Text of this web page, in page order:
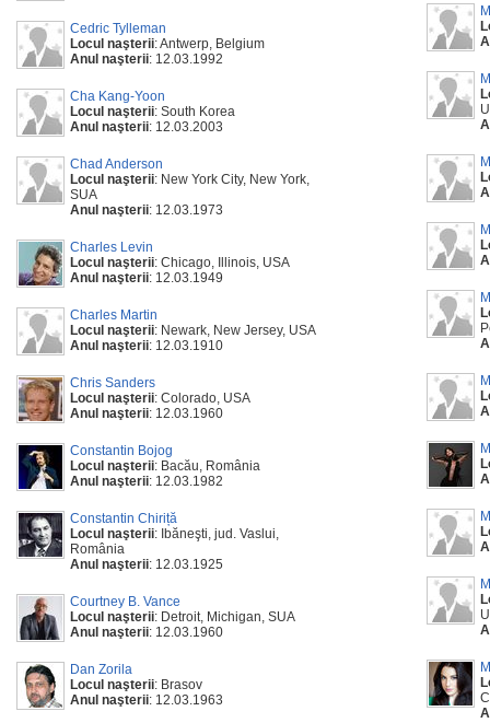
Cedric Tylleman
Locul naşterii: Antwerp, Belgium
Anul naşterii: 12.03.1992
Cha Kang-Yoon
Locul naşterii: South Korea
Anul naşterii: 12.03.2003
Chad Anderson
Locul naşterii: New York City, New York,
SUA
Anul naşterii: 12.03.1973
Charles Levin
Locul naşterii: Chicago, Illinois, USA
Anul naşterii: 12.03.1949
Charles Martin
Locul naşterii: Newark, New Jersey, USA
Anul naşterii: 12.03.1910
Chris Sanders
Locul naşterii: Colorado, USA
Anul naşterii: 12.03.1960
Constantin Bojog
Locul naşterii: Bacău, România
Anul naşterii: 12.03.1982
Constantin Chiriță
Locul naşterii: Ibăneşti, jud. Vaslui,
România
Anul naşterii: 12.03.1925
Courtney B. Vance
Locul naşterii: Detroit, Michigan, SUA
Anul naşterii: 12.03.1960
Dan Zorila
Locul naşterii: Brasov
Anul naşterii: 12.03.1963